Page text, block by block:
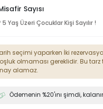
Sayısı
5 Yaş Üzeri Çocuklar Kişi Sayılır !
seçimi yaparken İki
olmaması gereklidir. Bu
alamaz.
Ödemenin %20'ını şimdi,